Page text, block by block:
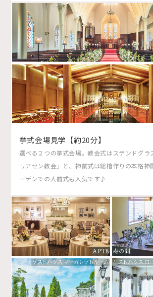
挙式会場見学【約20分】
選べる２つの挙式会場。教会式はステンドグラ
リアセン教会」と、神前式は総檜作りの本格神
ーデンでの人前式も人気です♪